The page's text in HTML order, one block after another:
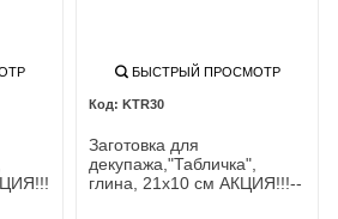
БЫСТРЫЙ ПРОСМОТР
KTR30
Заготовка для
декупажа,"Табличка",
глина, 21x10 см АКЦИЯ!!!--